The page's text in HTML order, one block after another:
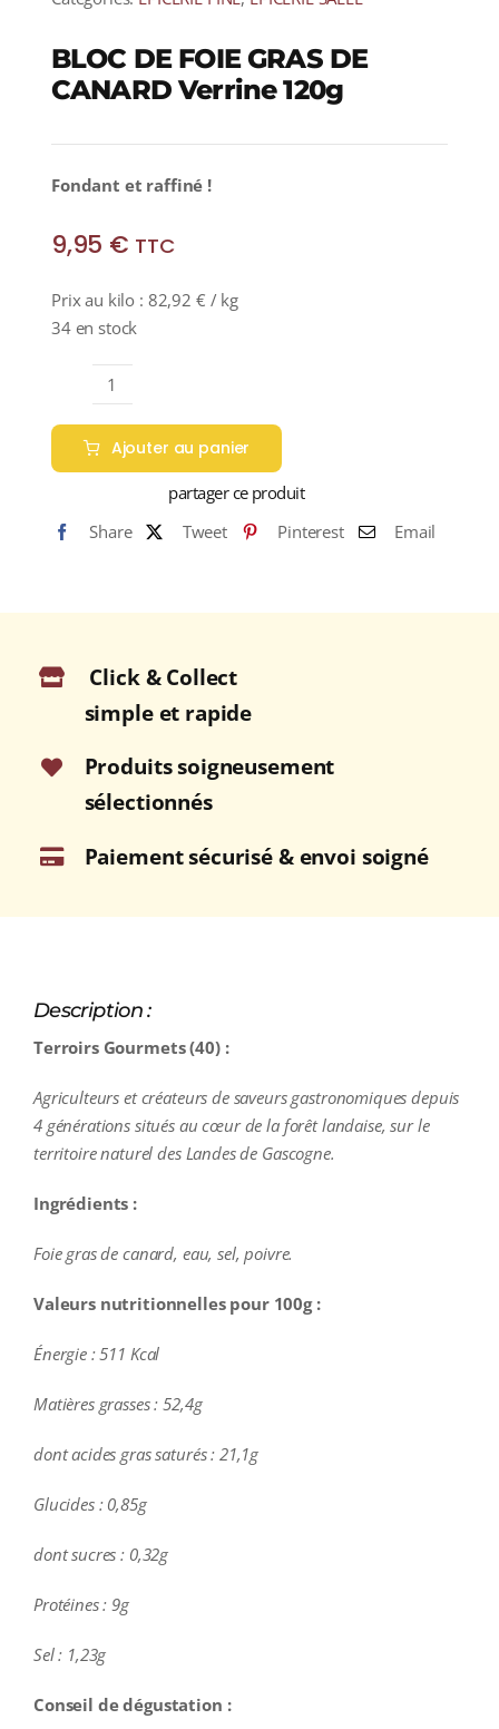
BLOC DE FOIE GRAS DE
CANARD Verrine 120g
Fondant et raffiné !
9,95 € TTC
Prix au kilo : 82,92 € / kg
34 en stock
quantité
de
BLOC
DE
GRAS
Verrine
Ajouter au panier
partager ce produit
Share
Tweet Pinterest Email
Click & Collect
simple et rapide
Produits soigneusement
sélectionnés
Paiement sécurisé & envoi soigné
Description :
Terroirs Gourmets (40) :
Agriculteurs et créateurs de saveurs gastronomiques depuis
4 générations situés au cœur de la forêt landaise, sur le
territoire naturel des Landes de Gascogne.
Ingrédients :
Foie gras de canard, eau, sel, poivre.
Valeurs nutritionnelles pour 100g :
Énergie : 511 Kcal
Matières grasses : 52,4g
dont acides gras saturés : 21,1g
Glucides : 0,85g
dont sucres : 0,32g
Protéines : 9g
Sel : 1,23g
Conseil de dégustation :